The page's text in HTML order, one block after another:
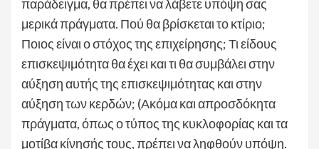
παράδειγμα, θα πρέπει να λάβετε υπόψη σας
μερικά πράγματα. Πού θα βρίσκεται το κτίριο;
Ποιος είναι ο στόχος της επιχείρησης; Τι είδους
επισκεψιμότητα θα έχει και τι θα συμβάλει στην
αύξηση αυτής της επισκεψιμότητας και στην
αύξηση των κερδών; (Ακόμα και απροσδόκητα
πράγματα, όπως ο τύπος της κυκλοφορίας και τα
μοτίβα κίνησής τους, πρέπει να ληφθούν υπόψη.